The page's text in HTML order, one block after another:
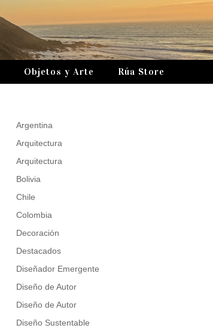
Objetos y Arte Rúa Store
Argentina
Arquitectura
Arquitectura
Bolivia
Chile
Colombia
Decoración
Destacados
Diseñador Emergente
Diseño de Autor
Diseño de Autor
Diseño Sustentable